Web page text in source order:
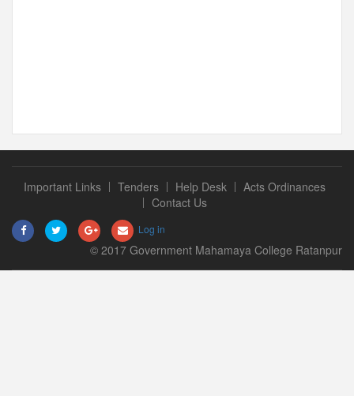
Important Links Tenders Help Desk
Acts Ordinances
Contact Us
Log in
© 2017 Government Mahamaya College Ratanpur